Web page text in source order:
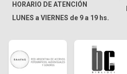
HORARIO DE ATENCIÓN
LUNES a VIERNES de 9 a 19 hs.